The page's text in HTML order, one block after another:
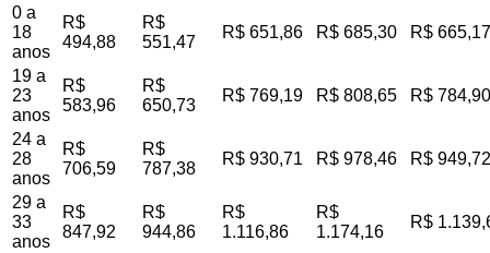
0 a
18
anos
R$
494,88
R$
551,47
R$ 651,86 R$ 685,30 R$ 665,17
19 a
23
anos
R$
583,96
R$
650,73
R$ 769,19 R$ 808,65 R$ 784,90
24 a
28
anos
R$
706,59
R$
787,38
R$ 930,71 R$ 978,46 R$ 949,72
29 a
33
anos
R$
847,92
R$
944,86
R$
1.116,86
R$
1.174,16
R$